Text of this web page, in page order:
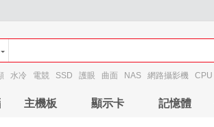
水冷 電競 SSD 護眼 曲面 NAS 網路攝影機 CPU
主機板 顯示卡 記憶體